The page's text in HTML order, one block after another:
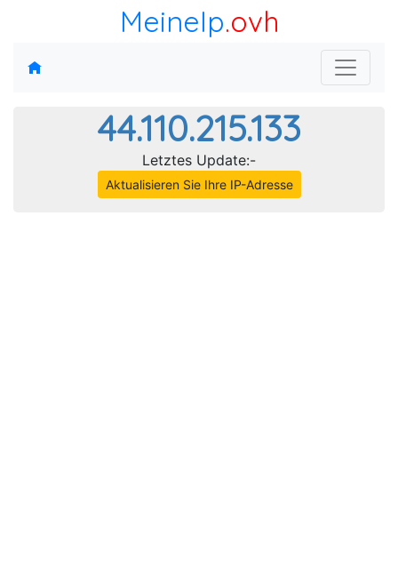
MeineIp.ovh
44.110.215.133
Letztes Update:-
Aktualisieren Sie Ihre IP-Adresse